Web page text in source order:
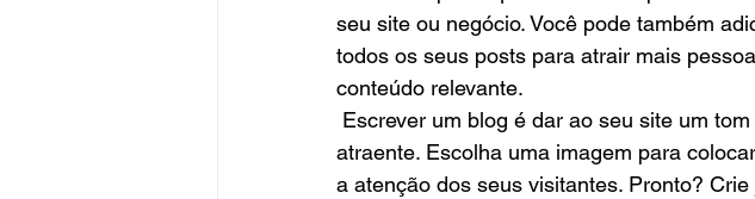
seu site ou negócio. Você pode também
todos os seus posts para atrair mais
conteúdo relevante.
atraente. Escolha uma imagem para
a atenção dos seus visitantes. Pronto?